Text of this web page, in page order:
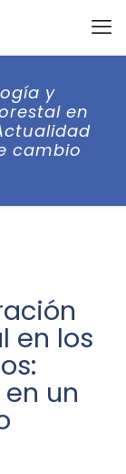
y
en
cambio
en los
un